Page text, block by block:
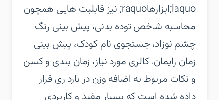
laquo;ابزارهاraquo; نیز قابلیت هایی همچون
محاسبه شاخص توده بدنی، پیش بینی رنگ
چشم نوزاد، جستجوی نام کودک، پیش بینی
زمان زایمان، کالری مورد نیاز، زمان بندی واکسن
و نکات مربوط به اضافه وزن در بارداری قرار
داده شده است که بسیار مفید و کاربردی